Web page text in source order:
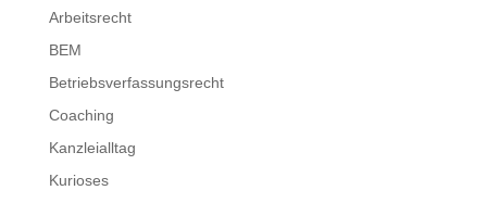
Arbeitsrecht
BEM
Betriebsverfassungsrecht
Coaching
Kanzleialltag
Kurioses